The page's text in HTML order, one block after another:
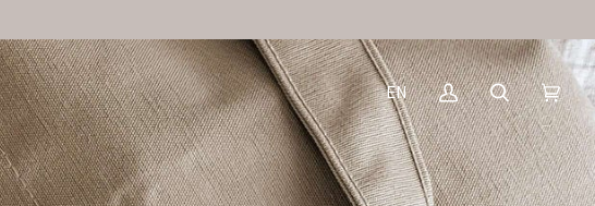
EN
Mon
compte
Recherche
Panier
(0)